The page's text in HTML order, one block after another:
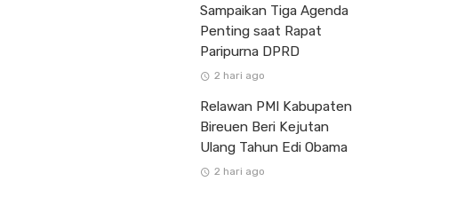
Sampaikan Tiga Agenda
Penting saat Rapat
Paripurna DPRD
2 hari ago
Relawan PMI Kabupaten
Bireuen Beri Kejutan
Ulang Tahun Edi Obama
2 hari ago